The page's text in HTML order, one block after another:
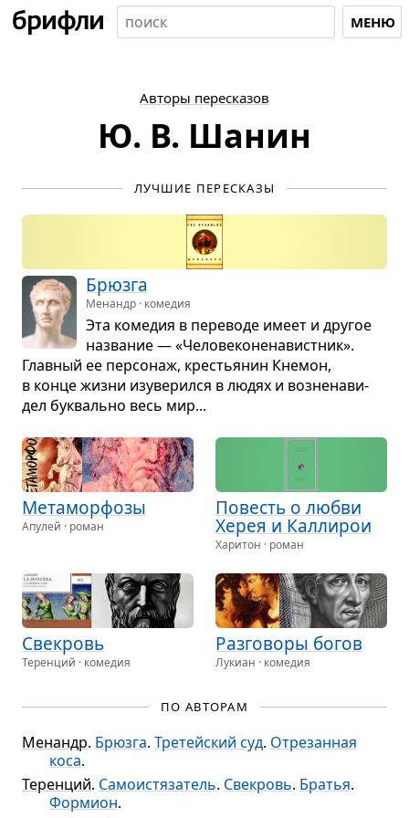
МЕНЮ
Авторы пересказов
Ю. В. Шанин
ЛУЧШИЕ ПЕРЕСКАЗЫ
Брюзга
Менандр · комедия
Эта коме­дия в пере­воде имеет и дру­гое
назва­ние — «Чело­ве­ко­не­на­вист­ник».
Глав­ный ее пер­со­наж, кре­стья­нин Кне­мон,
в конце жизни изу­ве­рился в людях и воз­не­на­ви­
дел бук­вально весь мир...
Мета­мор­фозы
Апулей · роман
Повесть о любви
Херея и Кал­ли­рои
Харитон · роман
Све­кровь
Теренций · комедия
Раз­го­воры богов
Лукиан · комедия
ПО АВТОРАМ
Менандр. Брюзга. Третейский суд. Отрезанная
коса.
Теренций. Самоистязатель. Свекровь. Братья.
Формион.